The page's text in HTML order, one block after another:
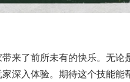
来了前所未有的快乐。无
深入体验。期待这个技能能